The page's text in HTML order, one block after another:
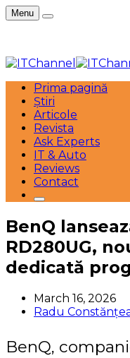
Menu
Prima pagină
Știri
Articole
Revista
Ask Experts
IT & Auto
Reviews
Contact
BenQ
RD280UG,
dedicată
March 16, 2026
Radu
BenQ,